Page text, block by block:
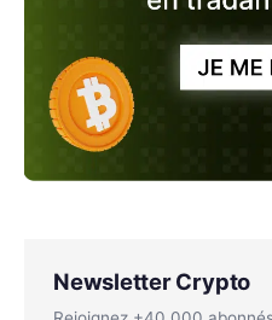
Newsletter Crypto